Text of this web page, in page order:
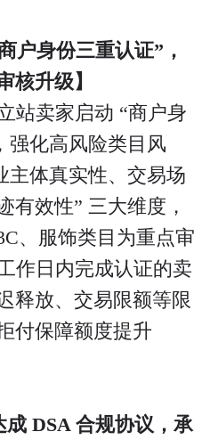
户身份三重认证”，
核升级】
站卖家启动 “商户身
强化高风险类目风
主体真实性、交易场
有效性” 三大维度，
、服饰类目为重点审
作日内完成认证的卖
释放、交易限额等限
付保障额度提升
成 DSA 合规协议，承